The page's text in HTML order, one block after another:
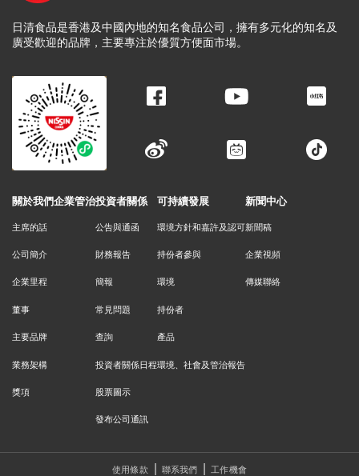
日清食品是香港及中國內地的知名食品公司，擁有多元化的知名及
廣受歡迎的品牌，主要專注於優質方便面市場。
關於我們
主席的話
公司簡介
企業里程
董事
主要品牌
業務架構
獎項
企業管治投資者關係
公告與通函
財務報告
簡報
常見問題
查詢
投資者關係日程
股票圖示
發布公司通訊
可持續發展
環境方針和嘉許及認可
持份者參與
環境
持份者
產品
環境、社會及管治報告
新聞中心
新聞稿
企業視頻
傳媒聯絡
使用條款 聯系我們 工作機會